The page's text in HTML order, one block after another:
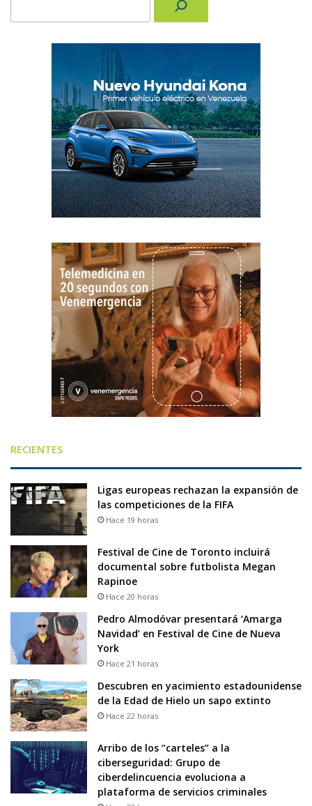
RECIENTES
Ligas europeas rechazan la expansión de
las competiciones de la FIFA
Hace 19 horas
Festival de Cine de Toronto incluirá
documental sobre futbolista Megan
Rapinoe
Hace 20 horas
Pedro Almodóvar presentará ‘Amarga
Navidad’ en Festival de Cine de Nueva
York
Hace 21 horas
Descubren en yacimiento estadounidense
de la Edad de Hielo un sapo extinto
Hace 22 horas
Arribo de los “carteles” a la
ciberseguridad: Grupo de
ciberdelincuencia evoluciona a
plataforma de servicios criminales